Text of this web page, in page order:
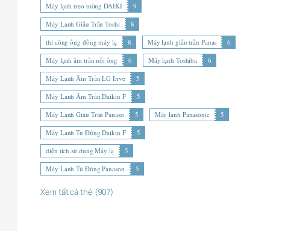
Máy lạnh treo tường DAIKI
9
Máy Lạnh Giấu Trần Toshi
8
thi công ống đồng máy lạ
8 Máy lạnh giấu trần Panas
6
Máy lạnh âm trần nối ống
6 Máy lạnh Toshiba
6
Máy Lạnh Âm Trần LG Inve
5
Máy Lạnh Âm Trần Daikin F
5
Máy Lạnh Giấu Trần Panaso
5 Máy lạnh Panasonic
5
Máy Lạnh Tủ Đứng Daikin F
5
diện tích sử dụng Máy lạ
5
Máy Lạnh Tủ Đứng Panason
5
Xem tất cả thẻ (907)